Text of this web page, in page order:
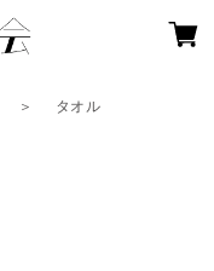
タオル